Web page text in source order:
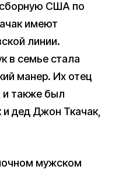
США по
имеют
линии.
в семье стала
манер. Их отец
и также был
дед Джон Ткачак,
мужском